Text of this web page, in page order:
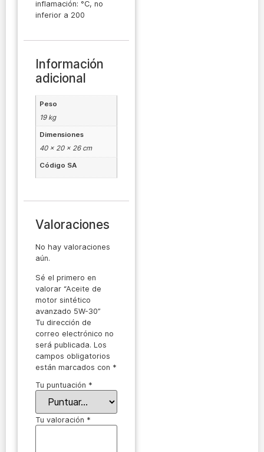
inflamación: °C, no
inferior a 200
Información
adicional
Peso
19 kg
Dimensiones
40 × 20 × 26 cm
Código SA
Valoraciones
No hay valoraciones
aún.
Sé el primero en
valorar “Aceite de
motor sintético
avanzado 5W-30”
Tu dirección de
correo electrónico no
será publicada. Los
campos obligatorios
están marcados con *
Tu puntuación *
Tu valoración *